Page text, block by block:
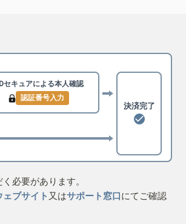
セキュアによる本人確認
認証番号入力
決済完了
必要があります。
ブサイト 又はサポート窓口にてご確認